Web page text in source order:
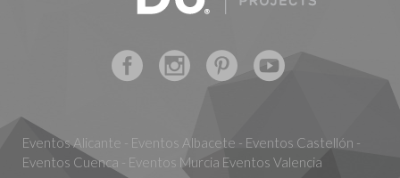
Eventos Alicante - Eventos Albacete - Eventos Castellón -
Eventos Cuenca - Eventos Murcia Eventos Valencia